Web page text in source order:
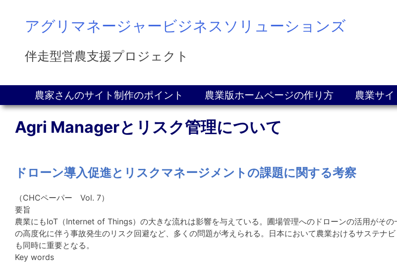
contentアグリマネージャービジネスソリューションズ
伴走型営農支援プロジェクト
農家さんのサイト制作のポイント 農業版ホームページの作り方 農業サ
Agri Managerとリスク管理について
ドローン導入促進とリスクマネージメントの課題に関する考察
（CHCペーパー Vol. 7）
要旨
農業にもIoT（Internet of Things）の大きな流れは影響を与えている。圃場管理へのドローンの活用がそ
の高度化に伴う事故発生のリスク回避など、多くの問題が考えられる。日本において農業おけるサステナ
も同時に重要となる。
Key words